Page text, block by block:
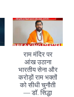
राम मंदिर पर
आंख उठाना
भारतीय सेना और
करोड़ों राम भक्तों
को सीधी चुनौती
— डॉ. सिद्धा